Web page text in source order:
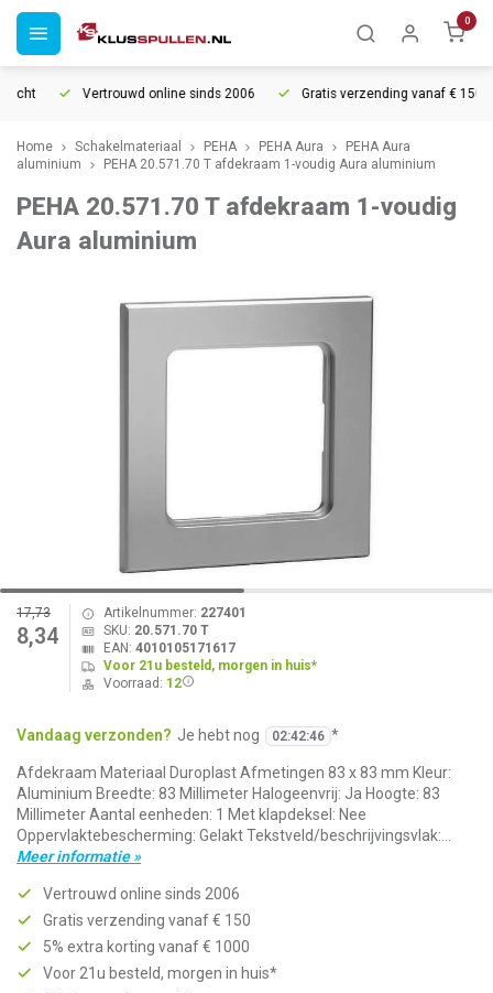
0
Vertrouwd online sinds 2006 Gratis verzending vanaf € 150
Home Schakelmateriaal PEHA PEHA Aura
PEHA Aura
aluminium
PEHA 20.571.70 T afdekraam 1-voudig Aura aluminium
PEHA 20.571.70 T afdekraam 1-voudig
Aura aluminium
17,73
8,34
Artikelnummer: 227401
SKU: 20.571.70 T
EAN: 4010105171617
Voor 21u besteld, morgen in huis*
Voorraad: 12
Vandaag verzonden? Je hebt nog 02:42:46 *
Afdekraam Materiaal Duroplast Afmetingen 83 x 83 mm Kleur:
Aluminium Breedte: 83 Millimeter Halogeenvrij: Ja Hoogte: 83
Millimeter Aantal eenheden: 1 Met klapdeksel: Nee
Oppervlaktebescherming: Gelakt Tekstveld/beschrijvingsvlak:...
Meer informatie »
Vertrouwd online sinds 2006
Gratis verzending vanaf € 150
5% extra korting vanaf € 1000
Voor 21u besteld, morgen in huis*